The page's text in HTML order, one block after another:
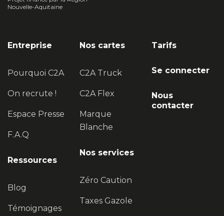
Nouvelle-Aquitaine
Entreprise
Pourquoi C2A
On recrute !
Espace Presse
F.A.Q
Ressources
Blog
Témoignages
Nos cartes
C2A Truck
C2A Flex
Marque
Blanche
Nos services
Zéro Caution
Taxes Gazole
Tarifs
Se connecter
Nous
contacter